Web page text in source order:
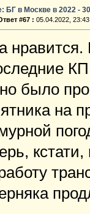
БГ в Москве в 2022 -
#67 : 05.04.2022,
было
на